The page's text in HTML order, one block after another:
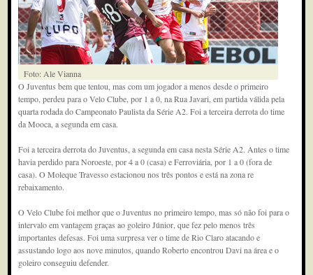
Foto: Ale Vianna
O Juventus bem que tentou, mas com um jogador a menos desde o primeiro
tempo, perdeu para o Velo Clube, por 1 a 0, na Rua Javari, em partida válida pela
quarta rodada do Campeonato Paulista da Série A2. Foi a terceira derrota do time
da Mooca, a segunda em casa.
Foi a terceira derrota do Juventus, a segunda em casa nesta Série A2. Antes o time
havia perdido para Noroeste, por 4 a 0 (casa) e Ferroviária, por 1 a 0 (fora de
casa). O Moleque Travesso estacionou nos três pontos e está na zona re
rebaixamento.
O Velo Clube foi melhor que o Juventus no primeiro tempo, mas só não foi para o
intervalo em vantagem graças ao goleiro Júnior, que fez pelo menos três
importantes defesas. Foi uma surpresa ver o time de Rio Claro atacando e
assustando logo aos nove minutos, quando Roberto encontrou Davi na área e o
goleiro conseguiu defender.